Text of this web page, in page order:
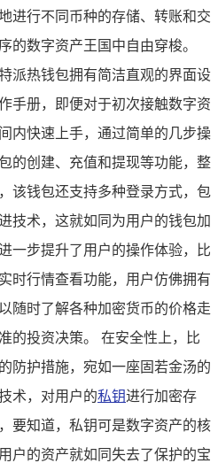
进行不同币种的存储、转账和交
的数字资产王国中自由穿梭。
派热钱包拥有简洁直观的界面设
手册，即便对于初次接触数字资
内快速上手，通过简单的几步操
的创建、充值和提现等功能，整
该钱包还支持多种登录方式，包
技术，这就如同为用户的钱包加
一步提升了用户的操作体验，比
时行情查看功能，用户仿佛拥有
随时了解各种加密货币的价格走
的投资决策。 在安全性上，比
防护措施，宛如一座固若金汤的
术，对用户的私钥进行加密存
要知道，私钥可是数字资产的核
户的资产就如同失去了保护的宝